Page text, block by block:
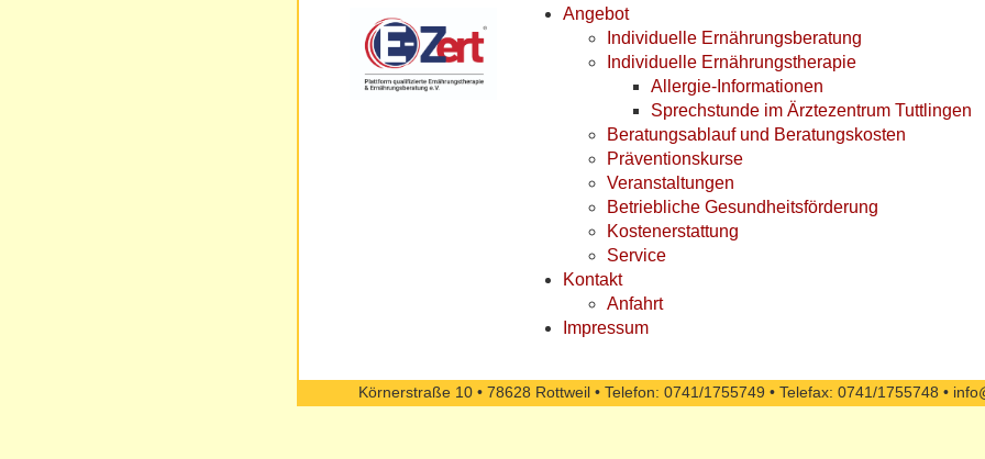
Angebot
Individuelle Ernährungsberatung
Individuelle Ernährungstherapie
Allergie-Informationen
Sprechstunde im Ärztezentrum Tuttlingen
Beratungsablauf und Beratungskosten
Präventionskurse
Veranstaltungen
Betriebliche Gesundheitsförderung
Kostenerstattung
Service
Kontakt
Anfahrt
Impressum
Körnerstraße 10 • 78628 Rottweil • Telefon: 0741/1755749 • Telefax: 0741/1755748 •